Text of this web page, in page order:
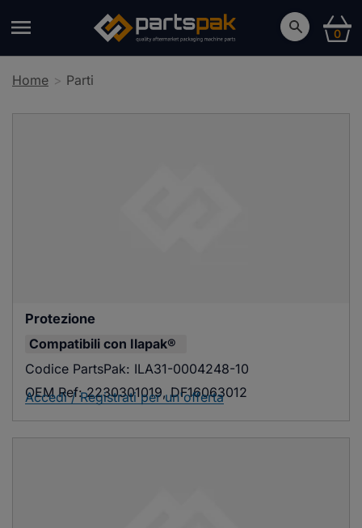
0
Home Parti
Protezione
Compatibili con Ilapak®
Codice PartsPak: ILA31-0004248-10
OEM Ref: 2230301019, DF16063012
Accedi / Registrati per un'offerta